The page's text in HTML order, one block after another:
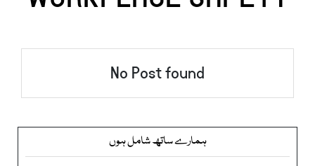
No Post found
ہمارے ساتھ شامل ہوں